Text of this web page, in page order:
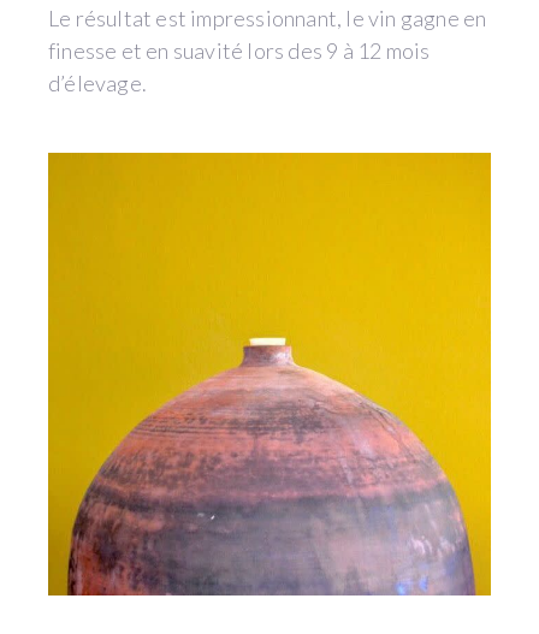
Le résultat est impressionnant, le vin gagne en
finesse et en suavité lors des 9 à 12 mois
d’élevage.